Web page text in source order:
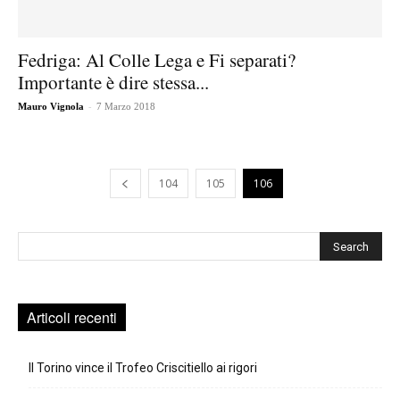
Fedriga: Al Colle Lega e Fi separati?
Importante è dire stessa...
Mauro Vignola - 7 Marzo 2018
104 105 106
Articoli recenti
Il Torino vince il Trofeo Criscitiello ai rigori